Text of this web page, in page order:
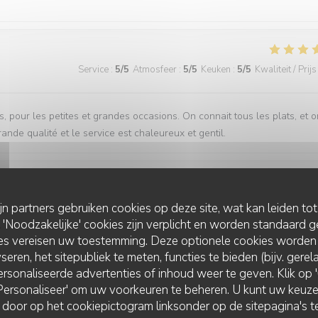
partners gebruiken cookies op deze site, wat kan leiden
cookies zijn verplicht en worden standaard
vereisen uw toestemming. Deze optionele cookies
het sitepubliek te meten, functies te bieden (bijv.
advertenties of inhoud weer te geven. Klik op
om uw voorkeuren te beheren. U kunt uw
op het cookiepictogram linksonder op de sitepagina's
Service : 5/5 Atmosfeer : 5/5 Keuken : 5/5 Kwaliteit / Prijs
pour les petites et grandes occasions. On connait tous les plats, et
qualité et le service est chaleureux et gentil.
Service Atmosfeer : Keuken 5 /5 Kwaliteit / Prijs
Service: 5/5 Atmosfeer: 5/5 Keuken: 4/5 Kwaliteit / Prijs
! cela se ressent aussi dans les plats, sans chichis, gourmands et
BISTROT DARSY